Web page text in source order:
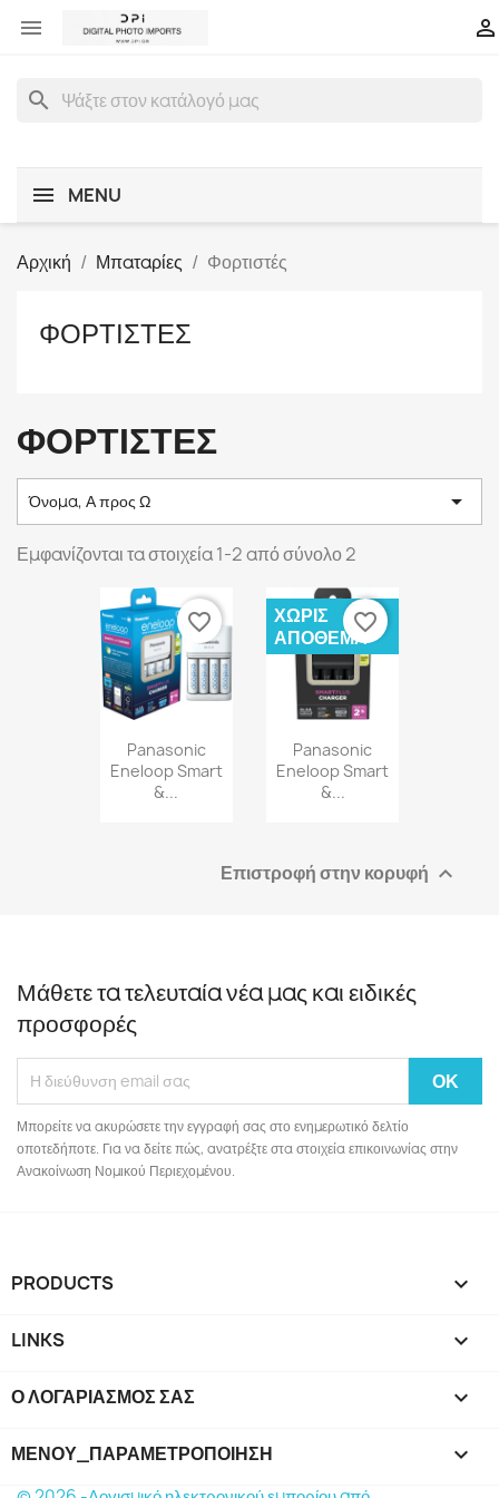
 
search
MENU
Αρχική Μπαταρίες Φορτιστές
ΦΟΡΤΙΣΤΈΣ
ΦΟΡΤΙΣΤΈΣ
Όνομα, Α προς Ω 
Εμφανίζονται τα στοιχεία 1-2 από σύνολο 2
Panasonic
Eneloop Smart
&...
favorite_border
Panasonic
Eneloop Smart
&...
ΧΩΡΊΣ
ΑΠΌΘΕΜΑ
favorite_border
Επιστροφή στην κορυφή 
Μάθετε τα τελευταία νέα μας και ειδικές
προσφορές
Μπορείτε να ακυρώσετε την εγγραφή σας στο ενημερωτικό δελτίο
οποτεδήποτε. Για να δείτε πώς, ανατρέξτε στα στοιχεία επικοινωνίας στην
Ανακοίνωση Νομικού Περιεχομένου.
PRODUCTS 
LINKS 
Ο ΛΟΓΑΡΙΑΣΜΌΣ ΣΑΣ 
ΜΕΝΟΎ_ΠΑΡΑΜΕΤΡΟΠΟΊΗΣΗ keyboard_arrow_down